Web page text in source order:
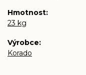
Hmotnost
23 kg
Výrobce
Korado